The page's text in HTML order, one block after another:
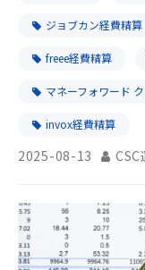
ジョブカン経費精算
freee経費精算
マネーフォワード
invox経費精算
2025-08-13